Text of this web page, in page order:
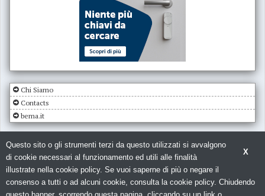
Chi Siamo
Contacts
bema.it
© Copyright 2026. Impianto Elettrico - N.ro Iscrizione ROC 5836 -
X
Questo sito o gli strumenti terzi da questo utilizzati si avvalgono
di cookie necessari al funzionamento ed utili alle finalità
illustrate nella cookie policy. Se vuoi saperne di più o negare il
consenso a tutti o ad alcuni cookie, consulta la cookie policy. Chiudendo